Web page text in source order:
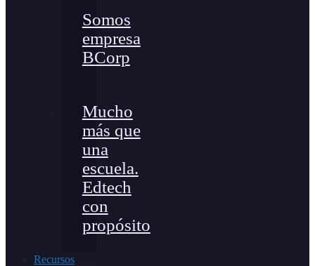
Somos
empresa
BCorp
Mucho
más que
una
escuela.
Edtech
con
propósito
Recursos